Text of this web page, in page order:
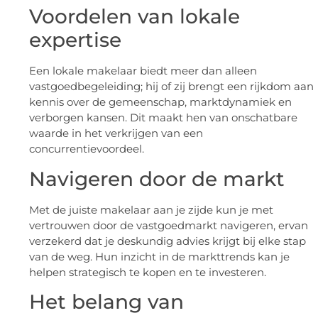
Voordelen van lokale
expertise
Een lokale makelaar biedt meer dan alleen
vastgoedbegeleiding; hij of zij brengt een rijkdom aan
kennis over de gemeenschap, marktdynamiek en
verborgen kansen. Dit maakt hen van onschatbare
waarde in het verkrijgen van een
concurrentievoordeel.
Navigeren door de markt
Met de juiste makelaar aan je zijde kun je met
vertrouwen door de vastgoedmarkt navigeren, ervan
verzekerd dat je deskundig advies krijgt bij elke stap
van de weg. Hun inzicht in de markttrends kan je
helpen strategisch te kopen en te investeren.
Het belang van